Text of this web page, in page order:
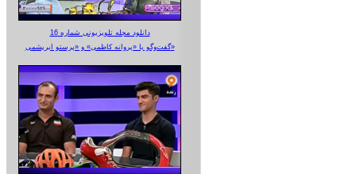
دانلود مجله تلویزیونی شماره 16
گفت‌وگو با «پروانه کاظمی» و «پرستو‌ ابریشمی»